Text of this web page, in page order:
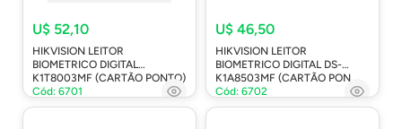
U$ 52,10
HIKVISION LEITOR
BIOMETRICO DIGITAL
K1T8003MF (CARTÃO PONTO)
Cód: 6701
U$ 46,50
HIKVISION LEITOR
BIOMETRICO DIGITAL DS-
K1A8503MF (CARTÃO PON
Cód: 6702